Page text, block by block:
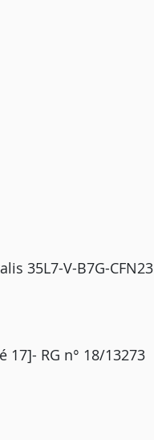
35L7-V-B7G-CFN23
17]- RG n° 18/13273